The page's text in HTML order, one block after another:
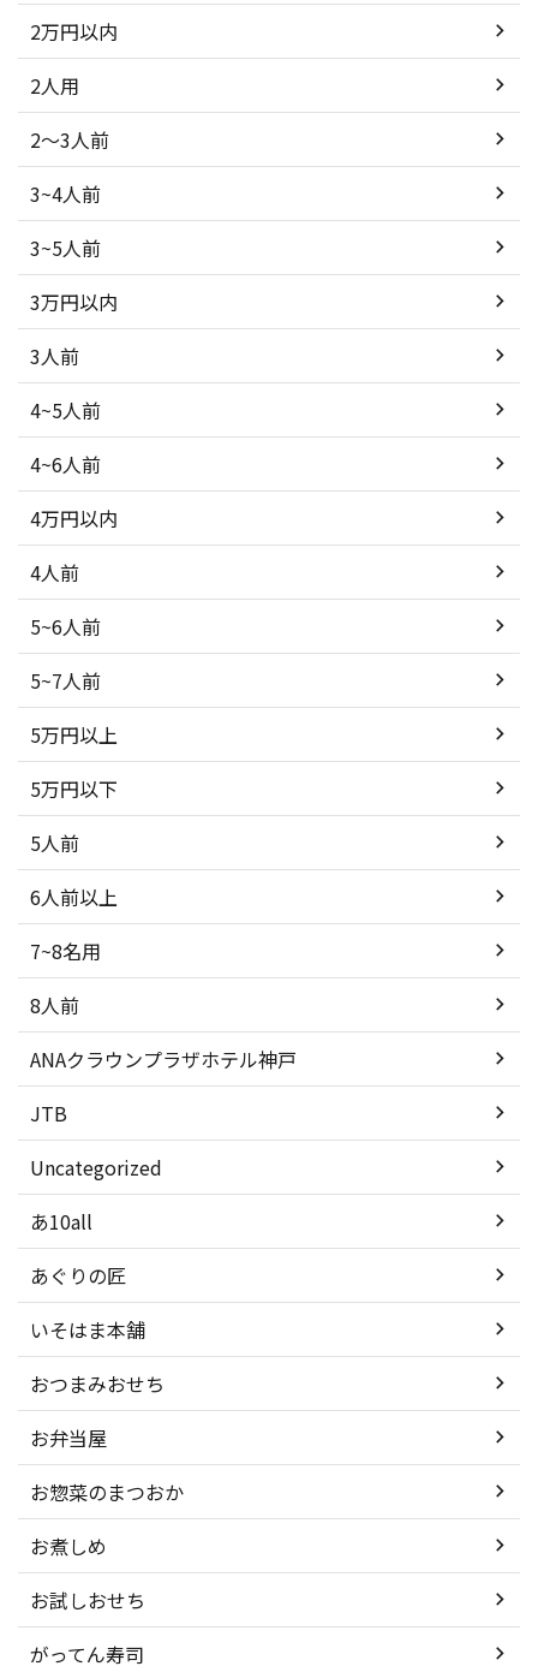
2万円以内
2人用
2～3人前
3~4人前
3~5人前
3万円以内
3人前
4~5人前
4~6人前
4万円以内
4人前
5~6人前
5~7人前
5万円以上
5万円以下
5人前
6人前以上
7~8名用
8人前
ANAクラウンプラザホテル神戸
JTB
Uncategorized
あ10all
あぐりの匠
いそはま本舗
おつまみおせち
お弁当屋
お惣菜のまつおか
お煮しめ
お試しおせち
がってん寿司